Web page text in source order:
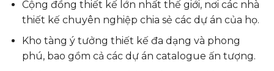
Cộng đồng thiết kế lớn nhất thế giới, nơi các nhà
thiết kế chuyên nghiệp chia sẻ các dự án của họ.
Kho tàng ý tưởng thiết kế đa dạng và phong
phú, bao gồm cả các dự án catalogue ấn tượng.